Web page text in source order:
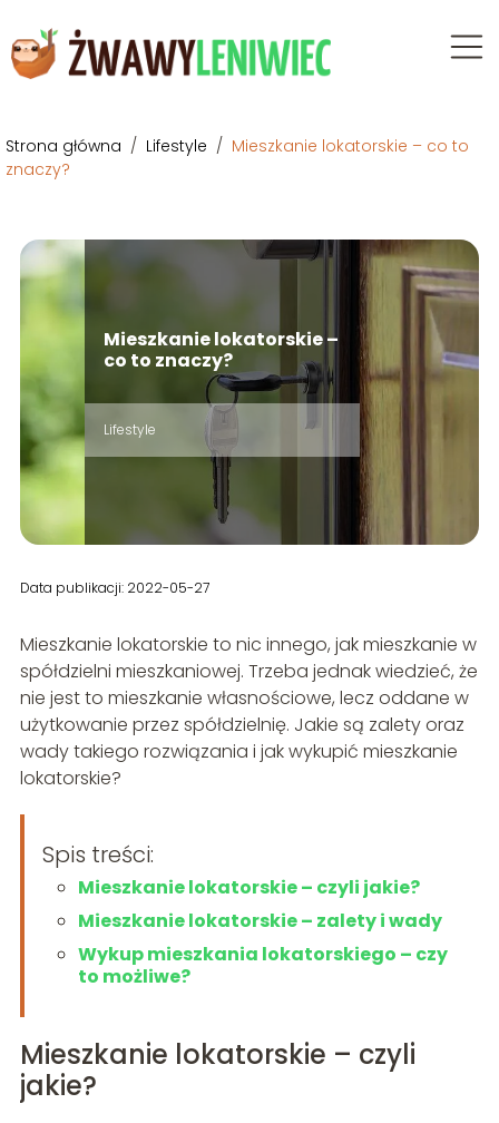
Strona główna / Lifestyle / Mieszkanie lokatorskie – co to
znaczy?
Mieszkanie lokatorskie –
co to znaczy?
Lifestyle
Data publikacji: 2022-05-27
Mieszkanie lokatorskie to nic innego, jak mieszkanie w
spółdzielni mieszkaniowej. Trzeba jednak wiedzieć, że
nie jest to mieszkanie własnościowe, lecz oddane w
użytkowanie przez spółdzielnię. Jakie są zalety oraz
wady takiego rozwiązania i jak wykupić mieszkanie
lokatorskie?
Spis treści:
Mieszkanie lokatorskie – czyli jakie?
Mieszkanie lokatorskie – zalety i wady
Wykup mieszkania lokatorskiego – czy
to możliwe?
Mieszkanie lokatorskie – czyli
jakie?